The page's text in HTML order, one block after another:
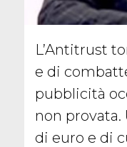
L’Antitrust
e di
pubblicità
non provata.
di euro e di